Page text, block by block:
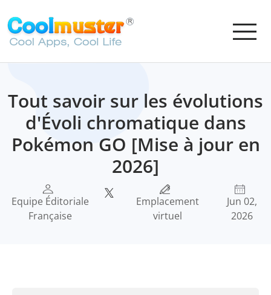
Tout savoir sur les évolutions
d'Évoli chromatique dans
Pokémon GO [Mise à jour en
2026]
Equipe Éditoriale
Française
Emplacement
virtuel
Jun 02,
2026